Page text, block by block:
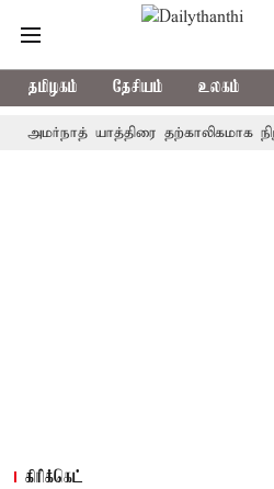
தமிழகம் தேசியம் உலகம்
யாத்திரை தற்காலிகமாக நிறுத்தம்
கிரிக்கெட்